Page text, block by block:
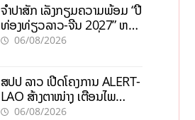
ຈຳປາສັກ ເລັ່ງກຽມຄວາມພ້ອມ “ປີ
ທ່ອງທ່ຽວລາວ-ຈີນ 2027” ຫວັງ
ກະຕຸ້ນເສດຖະກິດທ້ອງຖິ່ນ
06/08/2026
ສປປ ລາວ ເປີດໂຄງການ ALERT-
LAO ສ້າງຕາໜ່າງ ເຕືອນໄພ
ພະຍາດລະບາດທົ່ວປະເທດ
06/08/2026